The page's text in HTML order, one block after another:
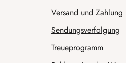
Versand und Zahlung
Sendungsverfolgung
Treueprogramm